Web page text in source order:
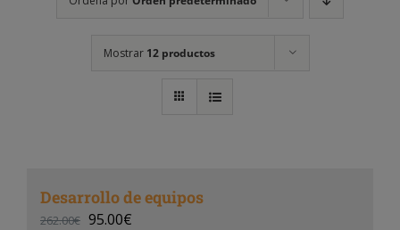
Mostrar 12 productos
Desarrollo de equipos
262.00€ 95.00€